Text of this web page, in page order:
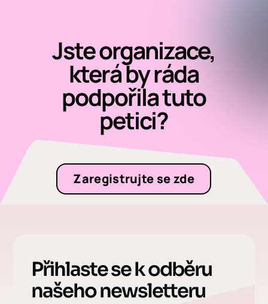
Jste organizace,
která by ráda
podpořila tuto
petici?
Zaregistrujte se zde
Přihlaste se k odběru
našeho newsletteru